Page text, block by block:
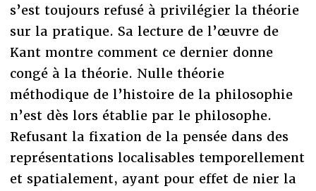
s’est toujours refusé à privilégier la théorie
sur la pratique. Sa lecture de l’œuvre de
Kant montre comment ce dernier donne
congé à la théorie. Nulle théorie
méthodique de l’histoire de la philosophie
n’est dès lors établie par le philosophe.
Refusant la fixation de la pensée dans des
représentations localisables temporellement
et spatialement, ayant pour effet de nier la